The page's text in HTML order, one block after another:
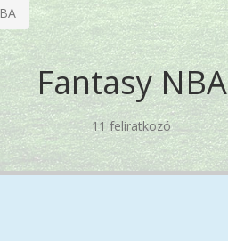
Fantasy NBA
11 feliratkozó